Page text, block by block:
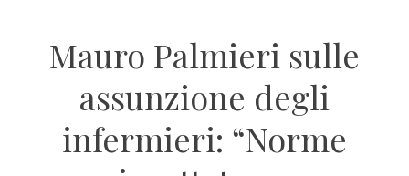
Mauro Palmieri sulle
assunzione degli
infermieri: “Norme